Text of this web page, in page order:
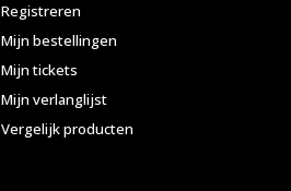
Registreren
Mijn bestellingen
Mijn tickets
Mijn verlanglijst
Vergelijk producten